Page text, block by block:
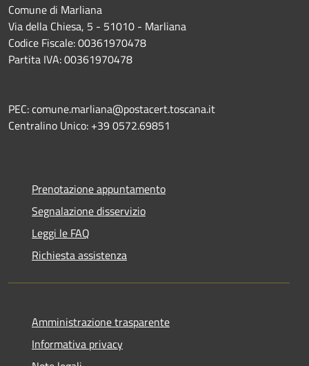
Comune di Marliana
Via della Chiesa, 5 - 51010 - Marliana
Codice Fiscale: 00361970478
Partita IVA: 00361970478
PEC: comune.marliana@postacert.toscana.it
Centralino Unico: +39 0572.69851
Prenotazione appuntamento
Segnalazione disservizio
Leggi le FAQ
Richiesta assistenza
Amministrazione trasparente
Informativa privacy